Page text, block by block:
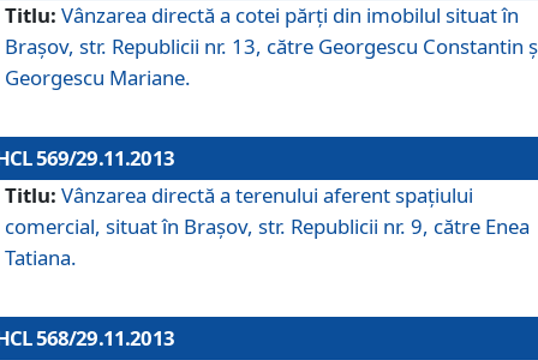
Titlu: Vânzarea directă a cotei părţi din imobilul situat în
Braşov, str. Republicii nr. 13, către Georgescu Constantin
Georgescu Mariane.
569/29.11.2013
Titlu: Vânzarea directă a terenului aferent spaţiului
comercial, situat în Braşov, str. Republicii nr. 9, către Enea
Tatiana.
568/29.11.2013